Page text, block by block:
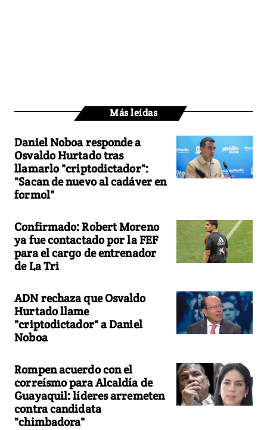
Más leídas
Daniel Noboa responde a
Osvaldo Hurtado tras
llamarlo "criptodictador":
"Sacan de nuevo al cadáver en
formol"
Confirmado: Robert Moreno
ya fue contactado por la FEF
para el cargo de entrenador
de La Tri
ADN rechaza que Osvaldo
Hurtado llame
"criptodictador" a Daniel
Noboa
Rompen acuerdo con el
correísmo para Alcaldía de
Guayaquil: líderes arremeten
contra candidata
"chimbadora"